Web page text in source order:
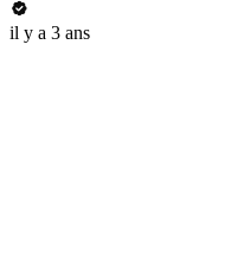
il y a 3 ans